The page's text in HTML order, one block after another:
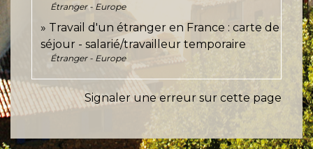
Étranger - Europe
Travail d'un étranger en France : carte de
séjour - salarié/travailleur temporaire
Étranger - Europe
Signaler une erreur sur cette page